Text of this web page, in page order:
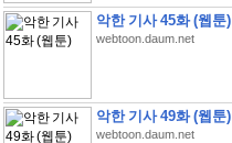
악한 기사 45화 (웹툰)
webtoon.daum.net
악한 기사 49화 (웹툰)
webtoon.daum.net